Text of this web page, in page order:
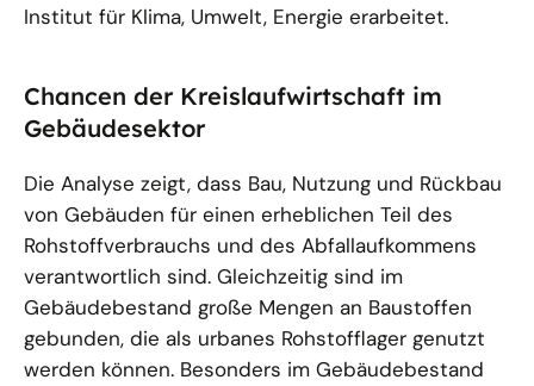
Institut für Klima, Umwelt, Energie erarbeitet.
Chancen der Kreislaufwirtschaft im
Gebäudesektor
Die Analyse zeigt, dass Bau, Nutzung und Rückbau
von Gebäuden für einen erheblichen Teil des
Rohstoffverbrauchs und des Abfallaufkommens
verantwortlich sind. Gleichzeitig sind im
Gebäudebestand große Mengen an Baustoffen
gebunden, die als urbanes Rohstofflager genutzt
werden können. Besonders im Gebäudebestand